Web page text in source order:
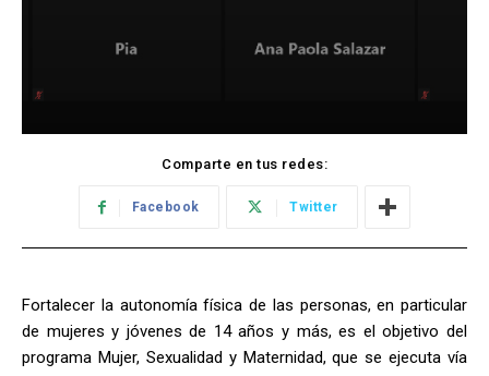
Comparte en tus redes:
Facebook Twitter
Fortalecer la autonomía física de las personas, en particular
de mujeres y jóvenes de 14 años y más, es el objetivo del
programa Mujer, Sexualidad y Maternidad, que se ejecuta vía